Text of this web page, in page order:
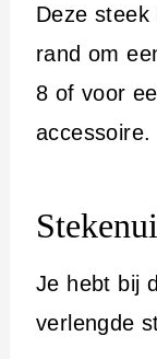
Deze steek
rand om
8 of voor
accessoire.
Je hebt bij
verlengde